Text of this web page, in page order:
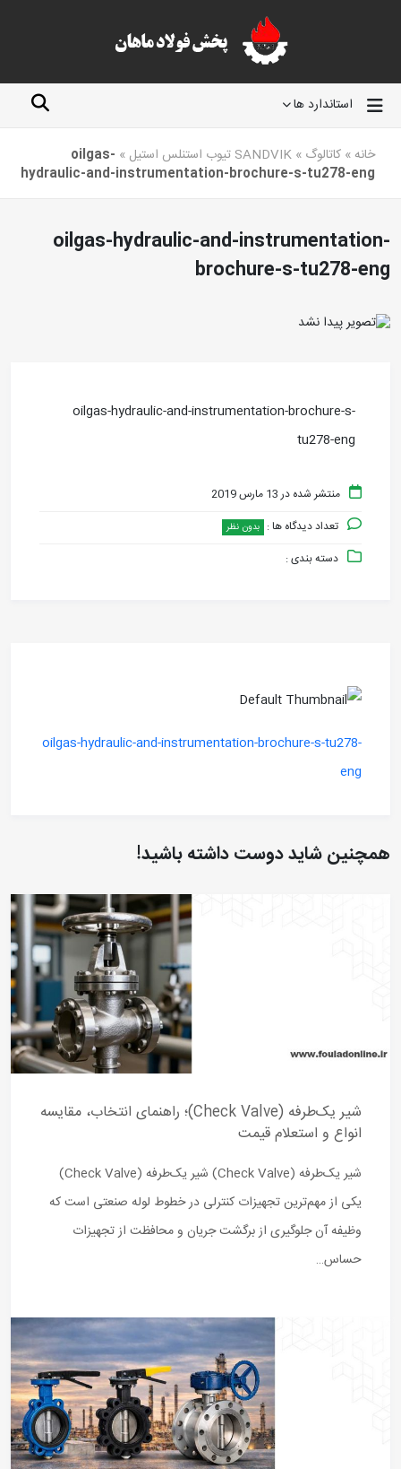
استاندارد ها
خانه » کاتالوگ » SANDVIK تیوب استنلس استیل »
oilgas-
hydraulic-and-instrumentation-brochure-s-tu278-eng
oilgas-hydraulic-and-instrumentation-
brochure-s-tu278-eng
oilgas-hydraulic-and-instrumentation-brochure-s-
tu278-eng
منتشر شده در 13 مارس 2019
تعداد دیدگاه ها : بدون نظر
دسته بندی :
oilgas-hydraulic-and-instrumentation-brochure-s-tu278-
eng
همچنین شاید دوست داشته باشید!
شیر یک‌طرفه (Check Valve)؛ راهنمای انتخاب، مقایسه
انواع و استعلام قیمت
شیر یک‌طرفه (Check Valve) شیر یک‌طرفه (Check Valve)
یکی از مهم‌ترین تجهیزات کنترلی در خطوط لوله صنعتی است که
وظیفه آن جلوگیری از برگشت جریان و محافظت از تجهیزات
حساس…